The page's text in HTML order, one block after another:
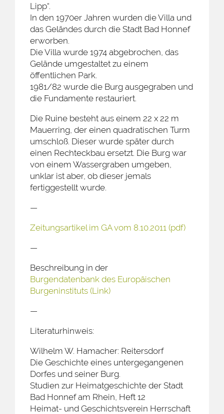
Lipp“.
In den 1970er Jahren wurden die Villa und
das Geländes durch die Stadt Bad Honnef
erworben.
Die Villa wurde 1974 abgebrochen, das
Gelände umgestaltet zu einem
öffentlichen Park.
1981/82 wurde die Burg ausgegraben und
die Fundamente restauriert.
Die Ruine besteht aus einem 22 x 22 m
Mauerring, der einen quadratischen Turm
umschloß. Dieser wurde später durch
einen Rechteckbau ersetzt. Die Burg war
von einem Wassergraben umgeben,
unklar ist aber, ob dieser jemals
fertiggestellt wurde.
—
Zeitungsartikel im GA vom 8.10.2011 (pdf)
—
Beschreibung in der
Burgendatenbank des Europäischen
Burgeninstituts (Link)
—
Literaturhinweis:
Wilhelm W. Hamacher: Reitersdorf
Die Geschichte eines untergegangenen
Dorfes und seiner Burg.
Studien zur Heimatgeschichte der Stadt
Bad Honnef am Rhein, Heft 12
Heimat- und Geschichtsverein Herrschaft